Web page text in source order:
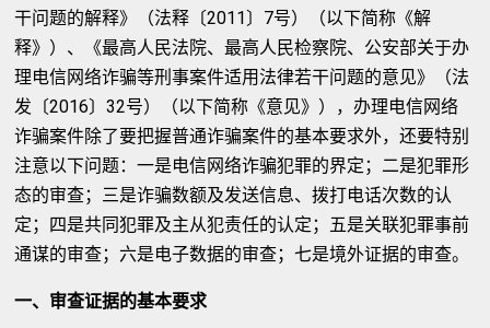
干问题的解释》（法释〔2011〕7号）（以下简称《解
释》）、《最高人民法院、最高人民检察院、公安部关于办
理电信网络诈骗等刑事案件适用法律若干问题的意见》（法
发〔2016〕32号）（以下简称《意见》），办理电信网络
诈骗案件除了要把握普通诈骗案件的基本要求外，还要特别
注意以下问题：一是电信网络诈骗犯罪的界定；二是犯罪形
态的审查；三是诈骗数额及发送信息、拨打电话次数的认
定；四是共同犯罪及主从犯责任的认定；五是关联犯罪事前
通谋的审查；六是电子数据的审查；七是境外证据的审查。
一、审查证据的基本要求